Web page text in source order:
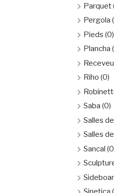
Parquet
Pergola
Pieds (0)
Plancha
Riho (0)
Saba (0)
Salles
Salles
Sancal